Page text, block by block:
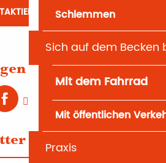
Schlemmen
Sich auf dem Becken
Mit dem Fahrrad
Mit öffentlichen
Praxis
SIE UNS
Sie uns
abonnieren